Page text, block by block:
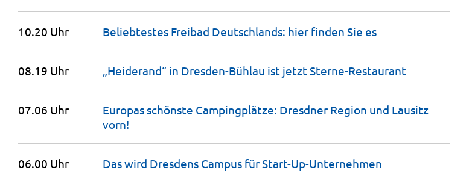
10.20 Uhr Beliebtestes Freibad Deutschlands: hier finden Sie es
08.19 Uhr „Heiderand“ in Dresden-Bühlau ist jetztSterne-Restaurant
07.06 Uhr
Europas schönste Campingplätze: Dresdner Region und Lausitz
vorn!
06.00 Uhr Das wird Dresdens Campus fürStart-Up-Unternehmen